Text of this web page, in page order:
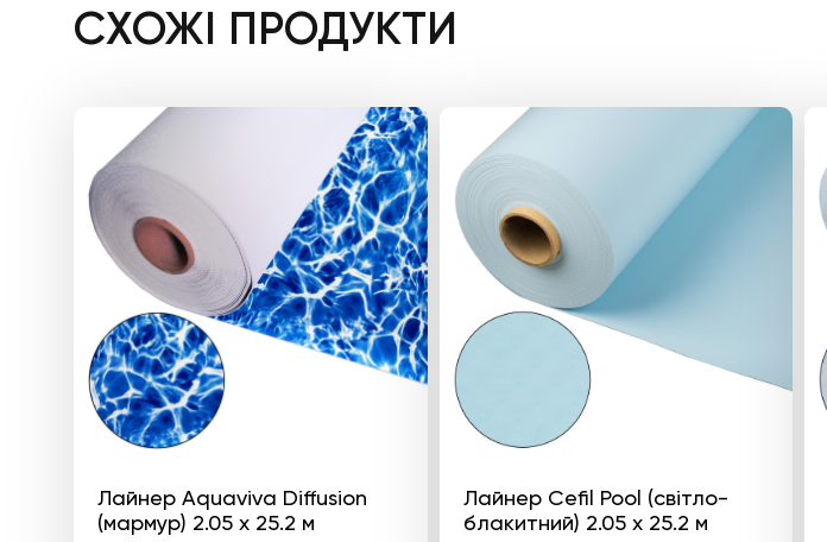
СХОЖІ ПРОДУКТИ
Лайнер Aquaviva Diffusion
(мармур) 2.05 х 25.2 м
Лайнер Cefil Pool (світло-
блакитний) 2.05 х 25.2 м